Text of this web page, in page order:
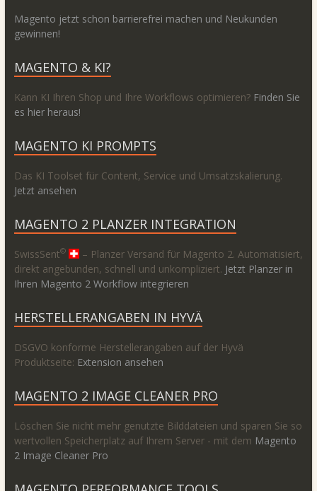
Magento jetzt schon barrierefrei machen und Neukunden
gewinnen!
MAGENTO & KI?
Kann KI Ihren Shop und Ihre Workflows optimieren? Finden Sie
es hier heraus!
MAGENTO KI PROMPTS
Das KI Toolset für Content, Service und Umsatzskalierung.
Jetzt ansehen
MAGENTO 2 PLANZER INTEGRATION
SwissSent©
– Planzer Versand für Magento 2. Automatisiert,
direkt angebunden, schnell und unkompliziert. Jetzt Planzer in
Ihren Magento 2 Workflow integrieren
HERSTELLERANGABEN IN HYVÄ
DSGVO konforme Herstellerangaben auf der Hyvä
Produktseite: Extension ansehen
MAGENTO 2 IMAGE CLEANER PRO
Löschen Sie nicht mehr genutzte Bilddateien und sparen Sie so
wertvollen Speicherplatz auf Ihrem Server - mit dem Magento
2 Image Cleaner Pro